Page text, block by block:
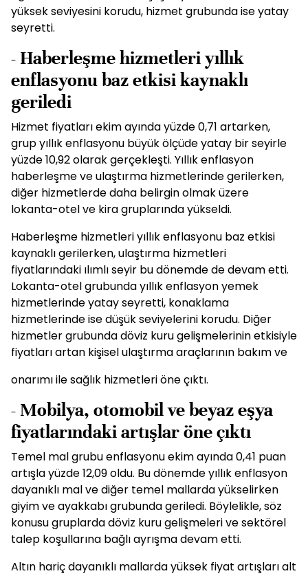
yüksek seviyesini korudu, hizmet grubunda ise yatay
seyretti.
- Haberleşme hizmetleri yıllık
enflasyonu baz etkisi kaynaklı
geriledi
Hizmet fiyatları ekim ayında yüzde 0,71 artarken,
grup yıllık enflasyonu büyük ölçüde yatay bir seyirle
yüzde 10,92 olarak gerçekleşti. Yıllık enflasyon
haberleşme ve ulaştırma hizmetlerinde gerilerken,
diğer hizmetlerde daha belirgin olmak üzere
lokanta-otel ve kira gruplarında yükseldi.
Haberleşme hizmetleri yıllık enflasyonu baz etkisi
kaynaklı gerilerken, ulaştırma hizmetleri
fiyatlarındaki ılımlı seyir bu dönemde de devam etti.
Lokanta-otel grubunda yıllık enflasyon yemek
hizmetlerinde yatay seyretti, konaklama
hizmetlerinde ise düşük seviyelerini korudu. Diğer
hizmetler grubunda döviz kuru gelişmelerinin etkisiyle
fiyatları artan kişisel ulaştırma araçlarının bakım ve
onarımı ile sağlık hizmetleri öne çıktı.
- Mobilya, otomobil ve beyaz eşya
fiyatlarındaki artışlar öne çıktı
Temel mal grubu enflasyonu ekim ayında 0,41 puan
artışla yüzde 12,09 oldu. Bu dönemde yıllık enflasyon
dayanıklı mal ve diğer temel mallarda yükselirken
giyim ve ayakkabı grubunda geriledi. Böylelikle, söz
konusu gruplarda döviz kuru gelişmeleri ve sektörel
talep koşullarına bağlı ayrışma devam etti.
Altın hariç dayanıklı mallarda yüksek fiyat artışları alt